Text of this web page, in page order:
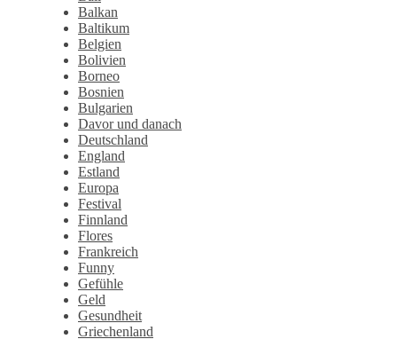
Balkan
Baltikum
Belgien
Bolivien
Borneo
Bosnien
Bulgarien
Davor und danach
Deutschland
England
Estland
Europa
Festival
Finnland
Flores
Frankreich
Funny
Gefühle
Geld
Gesundheit
Griechenland